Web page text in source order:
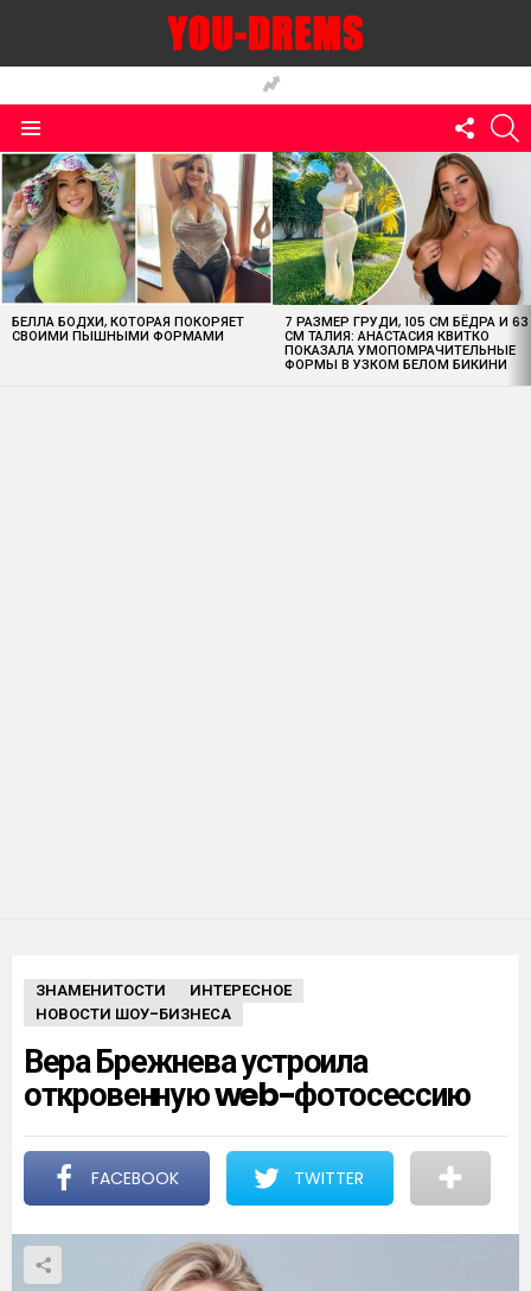
US
MOST
VIEWED
STORIES
БЕЛЛА БОДХИ, КОТОРАЯ ПОКОРЯЕТ
СВОИМИ ПЫШНЫМИ ФОРМАМИ
7 РАЗМЕР ГРУДИ, 105 СМ БЁДРА И 63
СМ ТАЛИЯ: АНАСТАСИЯ КВИТКО
ПОКАЗАЛА УМОПОМРАЧИТЕЛЬНЫЕ
ФОРМЫ В УЗКОМ БЕЛОМ БИКИНИ
ЗНАМЕНИТОСТИ
ИНТЕРЕСНОЕ
НОВОСТИ ШОУ-БИЗНЕСА
Вера Брежнева устроила
откровенную web-фотосессию
FACEBOOK TWITTER